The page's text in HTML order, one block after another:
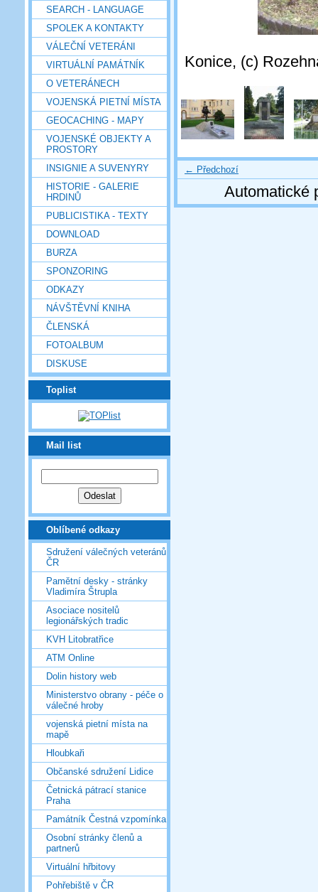
SEARCH - LANGUAGE
SPOLEK A KONTAKTY
VÁLEČNÍ VETERÁNI
VIRTUÁLNÍ PAMÁTNÍK
O VETERÁNECH
VOJENSKÁ PIETNÍ MÍSTA
GEOCACHING - MAPY
VOJENSKÉ OBJEKTY A
PROSTORY
INSIGNIE A SUVENYRY
HISTORIE - GALERIE
HRDINŮ
PUBLICISTIKA - TEXTY
DOWNLOAD
BURZA
SPONZORING
ODKAZY
NÁVŠTĚVNÍ KNIHA
ČLENSKÁ
FOTOALBUM
DISKUSE
Toplist
Mail list
Oblíbené odkazy
Sdružení válečných veteránů
ČR
Pamětní desky - stránky
Vladimíra Štrupla
Asociace nositelů
legionářských tradic
KVH Litobratřice
ATM Online
Dolin history web
Ministerstvo obrany - péče o
válečné hroby
vojenská pietní místa na
mapě
Hloubkaři
Občanské sdružení Lidice
Četnická pátrací stanice
Praha
Památník Čestná vzpomínka
Osobní stránky členů a
partnerů
Virtuální hřbitovy
Pohřebiště v ČR
Konice, (c)
← Předchozí
Automatické